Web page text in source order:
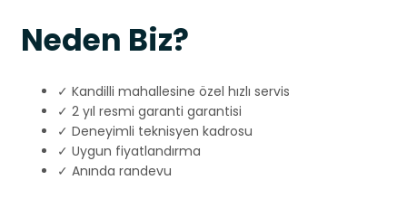
Neden Biz?
✓ Kandilli mahallesine özel hızlı servis
✓ 2 yıl resmi garanti garantisi
✓ Deneyimli teknisyen kadrosu
✓ Uygun fiyatlandırma
✓ Anında randevu